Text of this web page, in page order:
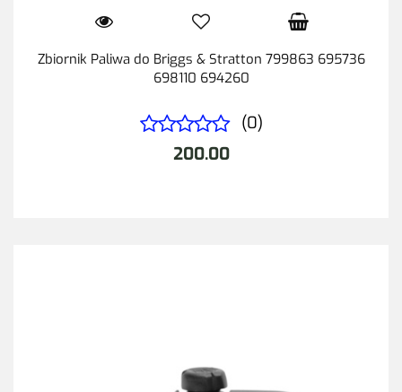
Zbiornik Paliwa do Briggs & Stratton 799863 695736
698110 694260
(0)
200.00